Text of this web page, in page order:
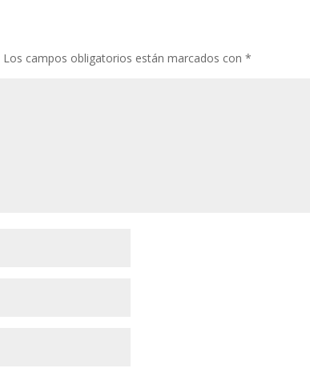
Los campos obligatorios están marcados con*